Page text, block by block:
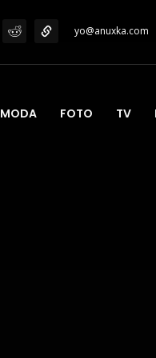
yo@anuxka.com
MODA FOTO TV